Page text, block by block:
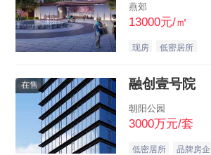
燕郊
13000元/㎡
现房 低密居所
在售 融创壹号院
朝阳公园
3000万元/套
低密居所 品牌房企